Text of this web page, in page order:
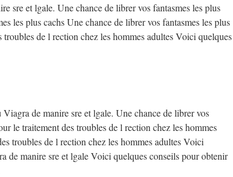
sre et lgale. Une chance de librer vos fantasmes les plus
les plus cachs Une chance de librer vos fantasmes les plus
de l rection chez les hommes adultes Voici quelques
de manire sre et lgale. Une chance de librer vos
le traitement des troubles de l rection chez les hommes
troubles de l rection chez les hommes adultes Voici
de manire sre et lgale Voici quelques conseils pour obtenir